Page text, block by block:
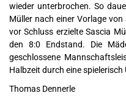
wieder unterbrochen. So
Müller nach einer Vorlage
vor Schluss erzielte Sascia
den 8:0 Endstand. Die
geschlossene
Halbzeit durch eine spielerisch
Thomas Dennerle